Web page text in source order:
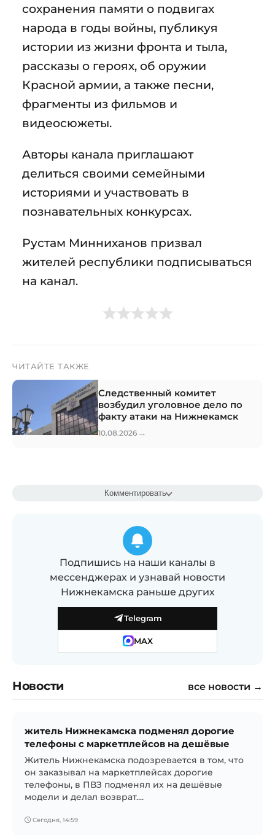
сохранения памяти о подвигах
народа в годы войны, публикуя
истории из жизни фронта и тыла,
рассказы о героях, об оружии
Красной армии, а также песни,
фрагменты из фильмов и
видеосюжеты.
Авторы канала приглашают
делиться своими семейными
историями и участвовать в
познавательных конкурсах.
Рустам Минниханов призвал
жителей республики подписываться
на канал.
ЧИТАЙТЕ ТАКЖЕ
Следственный комитет
возбудил уголовное дело по
факту атаки на Нижнекамск
10.08.2026 →
Комментировать
Подпишись на наши каналы в
мессенджерах и узнавай новости
Нижнекамска раньше других
Telegram
MAX
Новости все новости →
житель Нижнекамска подменял дорогие
телефоны с маркетплейсов на дешёвые
Житель Нижнекамска подозревается в том, что
он заказывал на маркетплейсах дорогие
телефоны, в ПВЗ подменял их на дешёвые
модели и делал возврат....
Сегодня, 14:59